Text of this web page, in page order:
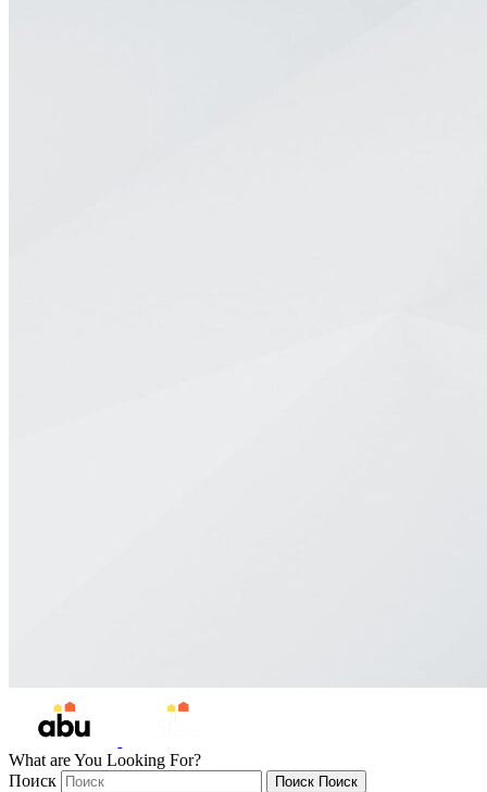
What are You Looking For?
Поиск
Поиск Поиск